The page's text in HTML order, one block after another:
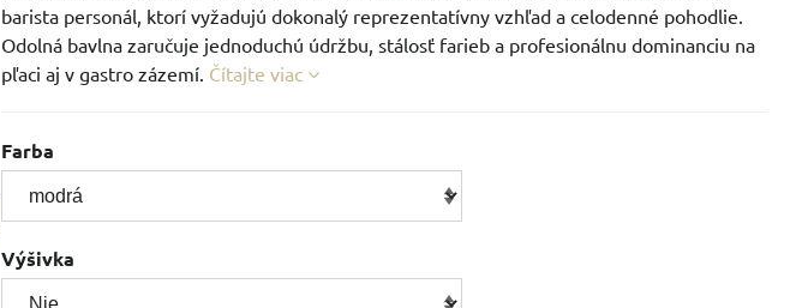
barista personál, ktorí vyžadujú dokonalý reprezentatívny vzhľad a celodenné pohodlie.
Odolná bavlna zaručuje jednoduchú údržbu, stálosť farieb a profesionálnu dominanciu na
pľaci aj v gastro zázemí. Čítajte viac
Farba
Výšivka